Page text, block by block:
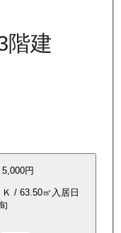
階建
5,000円
/ 63.50㎡ 入居日